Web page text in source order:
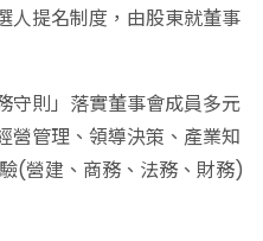
人提名制度，由股東就董事
守則」落實董事會成員多元
營管理、領導決策、產業知
(營建、商務、法務、財務)